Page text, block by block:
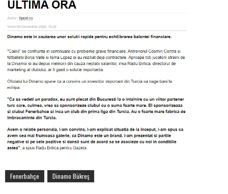
Fenerbahçe Dinamo Bükreş